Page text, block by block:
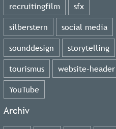
recruitingfilm
sfx
silberstern
social media
sounddesign
storytelling
tourismus
website-header
YouTube
Archiv